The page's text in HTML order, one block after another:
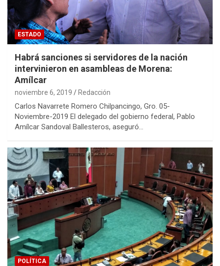
ESTADO
Habrá sanciones si servidores de la nación
intervinieron en asambleas de Morena:
Amílcar
noviembre 6, 2019 Redacción
Carlos Navarrete Romero Chilpancingo, Gro. 05-
Noviembre-2019 El delegado del gobierno federal, Pablo
Amílcar Sandoval Ballesteros, aseguró…
POLÍTICA